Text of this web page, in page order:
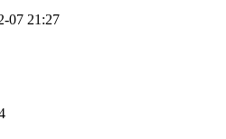
07 21:27